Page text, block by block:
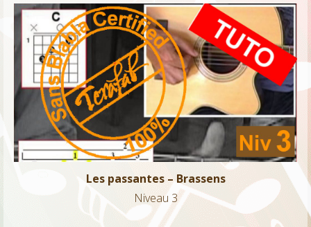
Les passantes – Brassens
Niveau 3
Les passantes – Brassens
Niveau 3